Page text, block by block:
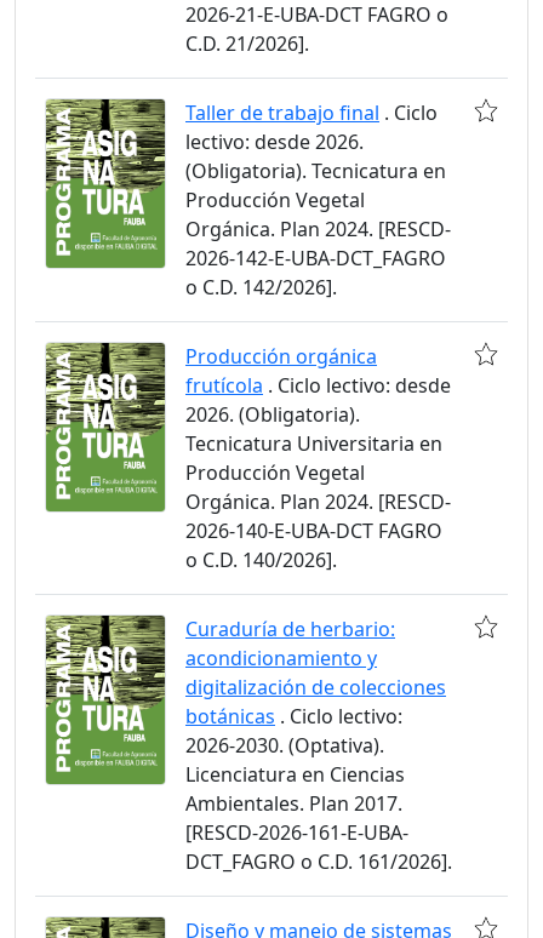
2026-21-E-UBA-DCT FAGRO o
C.D. 21/2026].
Taller de trabajo final . Ciclo
lectivo: desde 2026.
(Obligatoria). Tecnicatura en
Producción Vegetal
Orgánica. Plan 2024. [RESCD-
2026-142-E-UBA-DCT_FAGRO
o C.D. 142/2026].
Producción orgánica
frutícola . Ciclo lectivo: desde
2026. (Obligatoria).
Tecnicatura Universitaria en
Producción Vegetal
Orgánica. Plan 2024. [RESCD-
2026-140-E-UBA-DCT FAGRO
o C.D. 140/2026].
Curaduría de herbario:
acondicionamiento y
digitalización de colecciones
botánicas . Ciclo lectivo:
2026-2030. (Optativa).
Licenciatura en Ciencias
Ambientales. Plan 2017.
[RESCD-2026-161-E-UBA-
DCT_FAGRO o C.D. 161/2026].
Diseño y manejo de sistemas